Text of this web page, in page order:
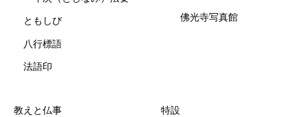
ともしび
八行標語
法語印
佛光寺写真館
教えと仏事 特設